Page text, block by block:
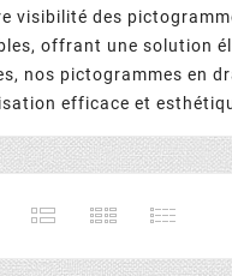
des
offrant une solution
nos pictogrammes en
efficace et